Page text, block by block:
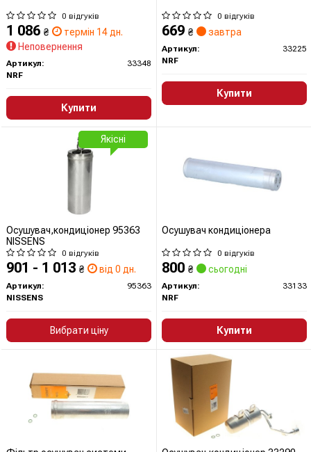
0 відгуків
1 086 ₴
термін 14 дн.
Неповернення
Артикул:
33348
NRF
Купити
0 відгуків
669 ₴ завтра
Артикул:
33225
NRF
Купити
Осушувач,кондиціонер 95363
NISSENS
0 відгуків
901 - 1 013 ₴ від 0 дн.
Артикул:
95363
NISSENS
Вибрати ціну
Якісні
Осушувач кондиціонера
0 відгуків
800 ₴ сьогодні
Артикул:
33133
NRF
Купити